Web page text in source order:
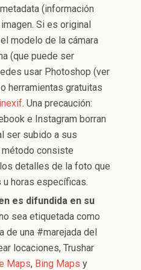
(información
Si es original
modelo de la cámara
(que puede ser
usar Photoshop (ver
herramientas gratuitas
. Una precaución:
e Instagram borran
ser subido a sus
consiste
detalles de la foto que
u horas específicas.
es difundida en su
sea etiquetada como
de una #marejada del
locaciones, Trushar
Maps, Bing Maps y